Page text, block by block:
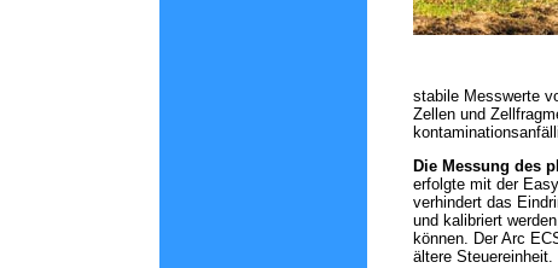
stabile Messwerte
Zellen und
Die Messung des
erfolgte mit der
verhindert das
und kalibriert
können. Der Arc
ältere Steuereinheit.